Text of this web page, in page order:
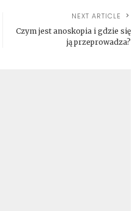
NEXT ARTICLE
Czym jest anoskopia i gdzie się
ją przeprowadza?